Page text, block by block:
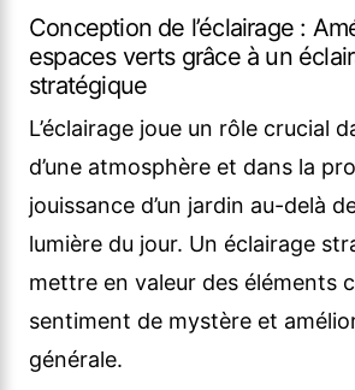
Conception de l’éclairage :
espaces verts grâce à un
stratégique
L’éclairage joue un rôle crucial
d’une atmosphère et dans la
jouissance d’un jardin au-delà
lumière du jour. Un éclairage
mettre en valeur des éléments
sentiment de mystère et
générale.